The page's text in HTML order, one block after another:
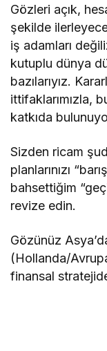
Gözleri açık,
şekilde
iş adamları
kutuplu dünya
bazılarıyız.
ittifaklarımızla,
katkıda
Sizden ricam
planlarınızı
bahsettiğim
revize edin.
Gözünüz
(Hollanda/
finansal